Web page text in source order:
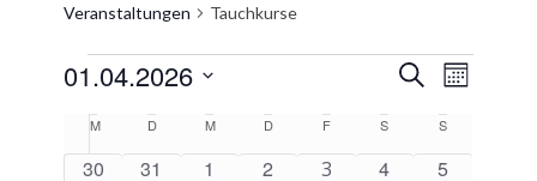
Veranstaltungen Tauchkurse
Veranstaltungen
Suche
und
Suche
Monat
01.04.2026
Datum
Kalender
von
MMontag DDienstagM MittwochD Donnerstag
FFreitag S SamstagS
0
30
0
31
0
1
0
2
1
3
0
4
0
5